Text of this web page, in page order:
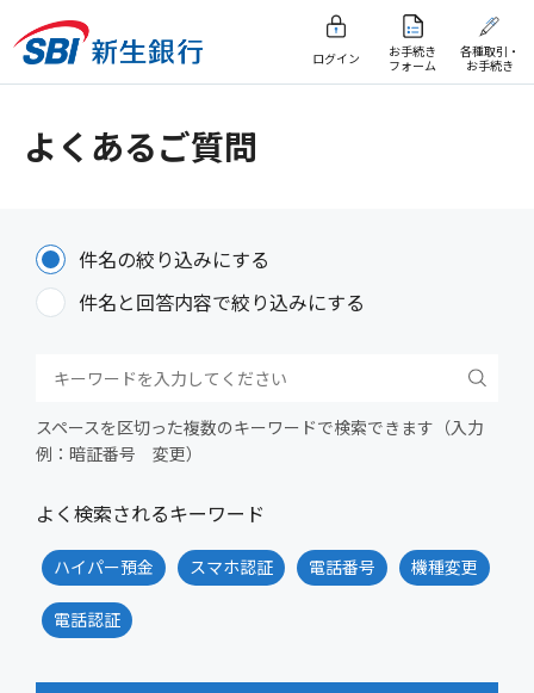
ログイン
お手続き
フォーム
各種取引・
お手続き
よくあるご質問
件名の絞り込みにする
件名と回答内容で絞り込みにする
スペースを区切った複数のキーワードで検索できます（入力
例：暗証番号 変更）
よく検索されるキーワード
ハイパー預金 スマホ認証 電話番号 機種変更
電話認証